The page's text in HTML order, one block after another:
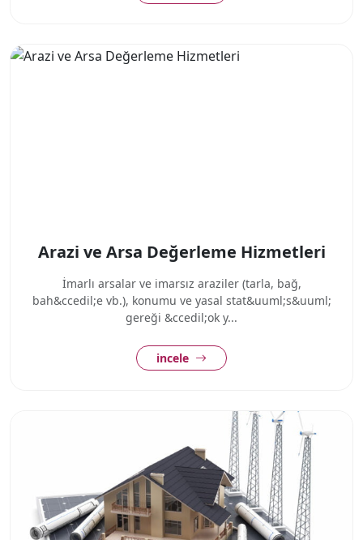
Arazi ve Arsa Değerleme Hizmetleri
İmarlı arsalar ve imarsız araziler (tarla, bağ,
bah&ccedil;e vb.), konumu ve yasal stat&uuml;s&uuml;
gereği &ccedil;ok y...
incele